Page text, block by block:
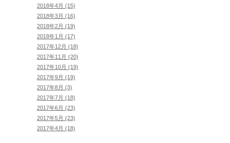
2018年4月 (15)
2018年3月 (16)
2018年2月 (19)
2018年1月 (17)
2017年12月 (18)
2017年11月 (20)
2017年10月 (19)
2017年9月 (19)
2017年8月 (3)
2017年7月 (18)
2017年6月 (23)
2017年5月 (23)
2017年4月 (18)